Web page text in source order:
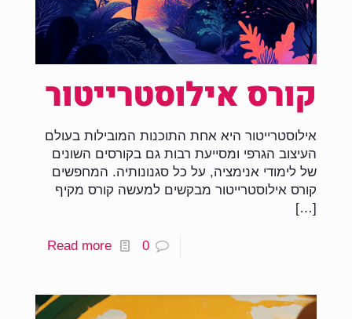
קורס אילוסטרייטור
אילוסטרייטור היא אחת התוכנות המובילות בעולם
העיצוב הגרפי ומסייעת רבות גם בקורסים השונים
של לימודי אנימציה, על כל סגנונותיה. המחפשים
קורס אילוסטרייטור מבקשים למעשה קורס מקיף
[…]
0
Read more